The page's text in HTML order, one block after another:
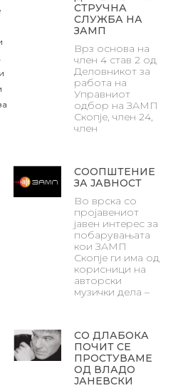
СТРУЧНА
СЛУЖБА НА
ЗАМП
Врз основа на
член 4 став 2 од
Деловникот за
работа на
Управниот
одбор на ЗАМП
Скопје, член 24,
член
СООПШТЕНИЕ
ЗА ЈАВНОСТ
Во врска со
пројавениот
јавен интерес за
побарувањата
кои ЗАМП
Скопје ги има од
корисници на
авторски
музички дела –
СО ДЛАБОКА
ПОЧИТ СЕ
ПРОСТУВАМЕ
ОД ВЛАДО
ЈАНЕВСКИ